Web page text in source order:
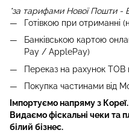
*за тарифами Нової Пошти -
Готівкою при отриманні
Банківською картою
Pay / ApplePay)
Переказ на рахунок ТОВ
Покупка частинами від
Імпортуємо напряму з
Видаємо фіскальні чеки та
білий бізнес.